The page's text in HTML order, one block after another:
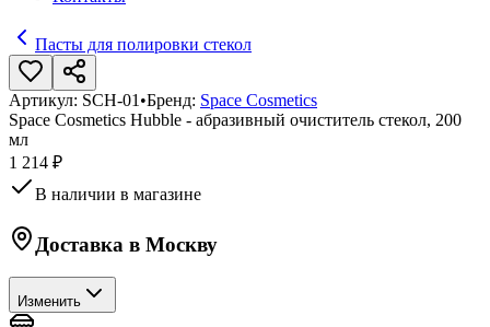
Пасты для полировки стекол
Артикул: SCH-01 •Бренд: Space Cosmetics
Space Cosmetics Hubble - абразивный очиститель стекол, 200
мл
1 214 ₽
В наличии в магазине
Доставка в Москву
Изменить